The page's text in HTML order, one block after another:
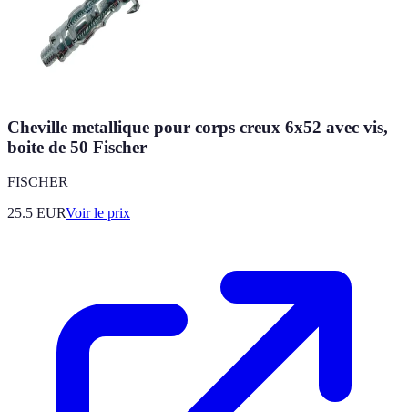
Cheville metallique pour corps creux 6x52 avec vis,
boite de 50 Fischer
FISCHER
25.5 EURVoir le prix